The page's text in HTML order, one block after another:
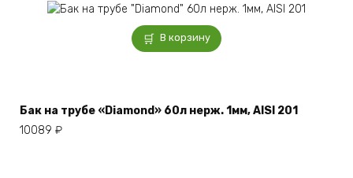
В корзину
Бак на трубе «Diamond» 60л нерж. 1мм, AISI 201
10089 ₽